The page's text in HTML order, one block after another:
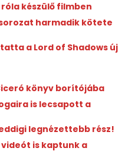
készülő filmben
harmadik kötete
a Lord of Shadows új
könyv borítójába
is lecsapott a
legnézettebb rész!
is kaptunk a